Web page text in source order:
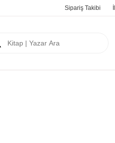
Sipariş Takibi